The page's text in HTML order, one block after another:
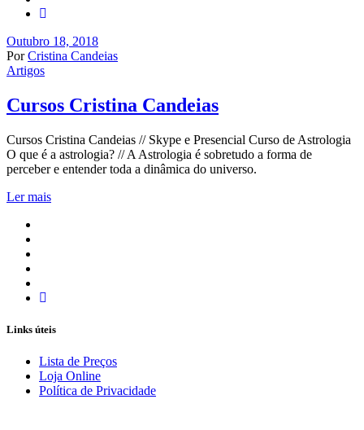
Outubro 18, 2018
Por Cristina Candeias
Artigos
Cursos Cristina Candeias
Cursos Cristina Candeias // Skype e Presencial Curso de Astrologia
O que é a astrologia? // A Astrologia é sobretudo a forma de
perceber e entender toda a dinâmica do universo.
Ler mais
Links úteis
Lista de Preços
Loja Online
Política de Privacidade